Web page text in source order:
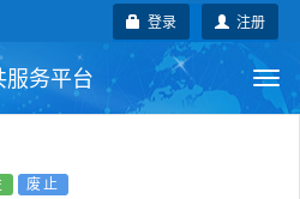
注册
登录
服务平台
废止